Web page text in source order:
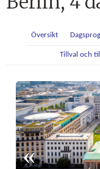
Översikt
Tillval och